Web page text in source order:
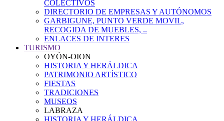
COLECTIVOS
DIRECTORIO DE EMPRESAS Y AUTÓNOMOS
GARBIGUNE, PUNTO VERDE MOVIL,
RECOGIDA DE MUEBLES, ..
ENLACES DE INTERES
TURISMO
OYÓN-OION
HISTORIA Y HERÁLDICA
PATRIMONIO ARTÍSTICO
FIESTAS
TRADICIONES
MUSEOS
LABRAZA
HISTORIA Y HERÁLDICA